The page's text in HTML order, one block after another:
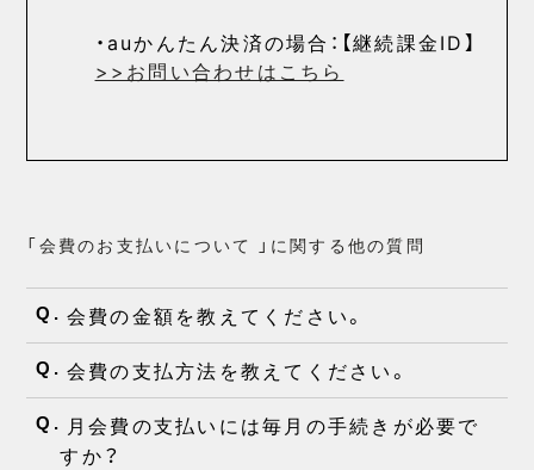
・auかんたん決済の場合：【継続課金ID】
>>お問い合わせはこちら
「会費のお支払いについて 」に関する他の質問
Q. 会費の金額を教えてください。
Q. 会費の支払方法を教えてください。
Q. 月会費の支払いには毎月の手続きが必要で
すか？